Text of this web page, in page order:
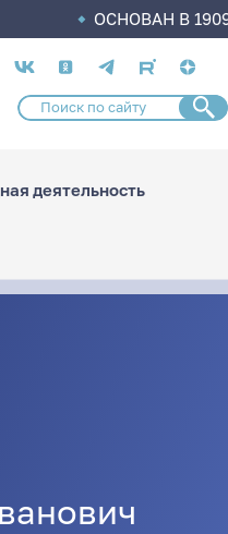
ОСНОВАН В
Социальные
сети
деятельность